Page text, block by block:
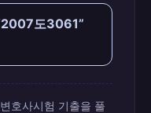
도3061”
호사시험 기출을 풀